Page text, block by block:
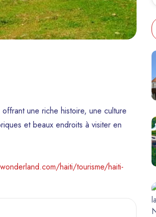
une riche histoire, une culture
et beaux endroits à visiter en
haiti/tourisme/haiti-